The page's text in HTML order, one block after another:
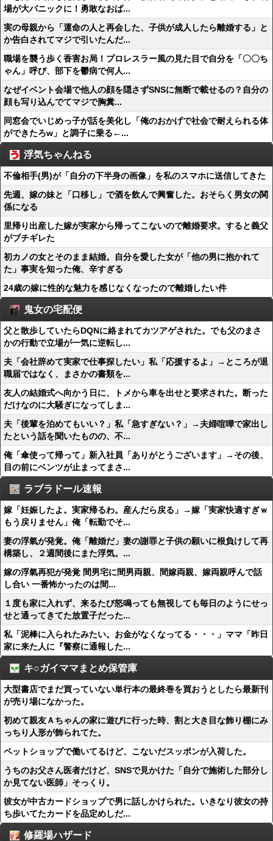
場が大パニックに！勇敢なおば...
実の母親から「運命の人と再会した、子供が成人したら離婚する」と
か告白されてマジで引いたんだ...
職場を襲う歩く香害お局！プロレスラー風の見た目で自分を「〇〇ち
ゃん」呼び、部下を鬱病で何人...
なぜイベント会場で他人の顔を隠さずSNSに無断で載せるの？自分の
顔も写り込んでてマジで胸糞...
同窓会でいじめっ子が話を美化し「俺のおかげで社会で耐えられる体
ができたろw」と調子に乗る←...
浮気ちゃんねる
不倫相手(男)が「自分の下半身の画像」を私のスマホに送信してきた
先週、嫁の妹と「口移し」で酒を飲んで興奮した。おそらく男女の関
係になる
里帰り出産した嫁が実家から帰ってこないので離婚要求。すると義父
がブチギレた
初カノの女とそのまま結婚。自分を愛した女が「他の男に抱かれて
た」事実を知った俺、辛すぎる
24歳の嫁に性的な魅力を感じなくなったので離婚したい件
鬼女の宅配便
父と散歩していたらDQNに絡まれてカツアゲされた。でも父のまさ
かの行動で立場が一気に逆転し...
夫「会社辞めて実家で仕事探したい」私「応援するよ」→ところが退
職届ではなく、まさかの書類を...
友人の結婚式へ向かう日に、トメから車を出せと要求された。断った
だけなのに大騒ぎになってしま...
夫「後輩を泊めてもいい？」私「急すぎない？」→夫婦喧嘩で家出し
たという話を聞いたものの、不...
俺「傘使って帰って」新入社員「ありがとうございます」→その後、
目の前にベンツが止まってまさ...
ラブラドール速報
嫁「妊娠したよ。実家帰るわ。産んだら戻る」→嫁「実家快適すぎｗ
もう戻りません」俺「転勤でそ...
妻の浮氣が発覚。俺「離婚だ」妻の謝罪と子供の願いに根負けして再
構築し、２週間後にまた浮気。...
嫁の浮氣再犯が発覚 間男宅に間男両親、間嫁両親、嫁両親呼んで話
し合い 一番怖かったのは間...
１度も家に入れず、来るたび怒鳴っても無視しても毎日のようにせっ
せと通ってきてた放置子だった...
私「泥棒に入られたみたい。お金がなくなってる・・・」ママ「昨日
家に来た人に『警察に通報した...
キ○ガイママまとめ保管庫
大型書店でまだ買っていない単行本の最終巻を買おうとしたら最新刊
が売り場になかった。
初めて親友Ａちゃんの家に遊びに行った時、割と大き目な飾り棚にみ
っちり人形が飾られてた。
ペットショップで働いてるけど、こないだスッポンが入荷した。
うちのお父さん医者だけど、SNSで見かけた「自分で施術した部分し
か見てない医師」そっくり。
彼女が中古カードショップで男に話しかけられた。いきなり彼女の持
ち歩いてたカードを品定めしだ...
修羅場ハザード